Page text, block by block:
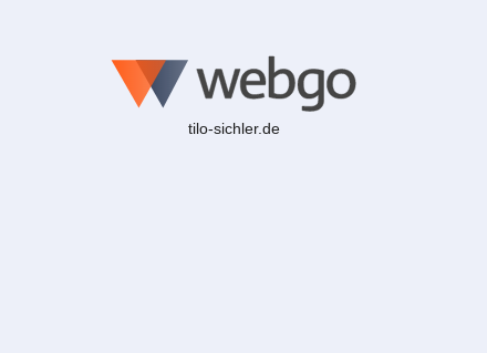
tilo-sichler.de